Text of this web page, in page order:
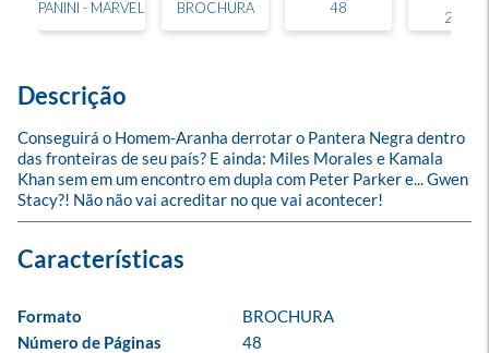
PANINI - MARVEL BROCHURA 48
2025
Descrição
Conseguirá o Homem-Aranha derrotar o Pantera Negra dentro
das fronteiras de seu país? E ainda: Miles Morales e Kamala
Khan sem em um encontro em dupla com Peter Parker e... Gwen
Stacy?! Não não vai acreditar no que vai acontecer!
Formato
BROCHURA
Número de Páginas
48